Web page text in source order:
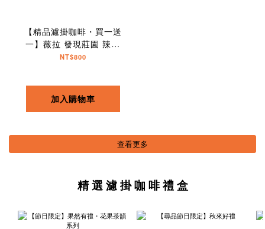
【精品濾掛咖啡・買一送
一】薇拉 發現莊園 辣椒
波旁｜10入
NT$800
加入購物車
查看更多
精 選 濾 掛 咖 啡 禮 盒